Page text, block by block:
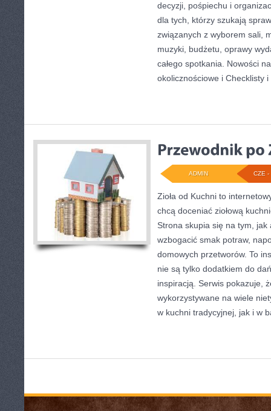
decyzji, pośpiechu i
dla tych, którzy szukają
związanych z wyborem sali,
muzyki, budżetu, oprawy
całego spotkania. Nowości
okolicznościowe i Checklisty i
CZE -
ADMIN
Zioła od Kuchni to
chcą doceniać ziołową
Strona skupia się na tym,
wzbogacić smak potraw,
domowych przetworów. To
nie są tylko dodatkiem do
inspiracją. Serwis pokazuje,
wykorzystywane na wiele
w kuchni tradycyjnej, jak i w